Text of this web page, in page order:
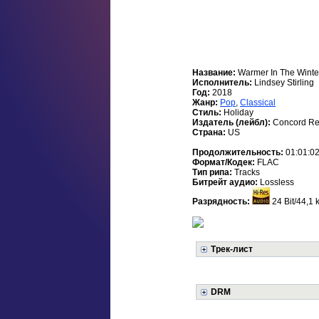
Название: Warmer In The
Исполнитель: Lindsey Stirling
Год: 2018
Жанр: Pop, Classical
Стиль: Holiday
Издатель (лейбл): Concord
Страна: US
Продолжительность: 01:01:02
Формат/Кодек: FLAC
Тип рипа: Tracks
Битрейт аудио: Lossless
Разрядность:
24 Bit/44,1
Трек-лист
DRM